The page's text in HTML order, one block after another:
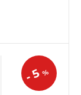
-
5%